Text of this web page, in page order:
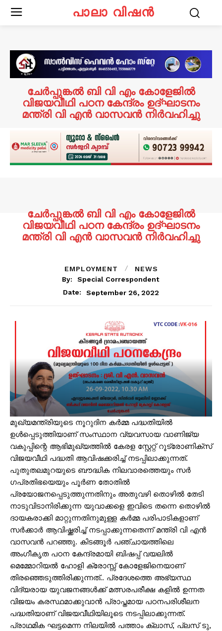
പാലാ വിഷൻ
ചേർപ്പുങ്കൽ ബി വി എം കോളേജിൽ
വിജയവീഥി പഠന കേന്ദ്രം ഉദ്ഘാടനം
മന്ത്രി വി എൻ വാസവൻ നിർവഹിച്ചു
ചേർപ്പുങ്കൽ ബി വി എം കോളേജിൽ
വിജയവീഥി പഠന കേന്ദ്രം ഉദ്ഘാടനം
മന്ത്രി വി എൻ വാസവൻ നിർവഹിച്ചു
EMPLOYMENT
NEWS
By:
Special Correspondent
Date:
September 26, 2022
മുഖ്യമന്ത്രിയുടെ നൂറുദിന കർമ്മ പദ്ധതിയിൽ
ഉൾപ്പെടുത്തിയാണ് സംസ്ഥാന വ്യവസായ വാണിജ്യ
വകുപ്പിന്റെ ആഭിമുഖ്യത്തിൽ കേരള സ്റ്റേറ്റ് റൂട്രോണിക്സ്
വിജയവീഥി പദ്ധതി ആവിഷക്കരിച്ച് നടപ്പിലാക്കുന്നത്.
പുതുതലമുറയുടെ ബൗദ്ധിക നിലവാരത്തെയും സർ​​​
ഗപ്രതിഭയെയും പൂർണ തോതിൽ
പ്രയോജനപ്പെടുത്തുന്നതിനും അതുവഴി തൊഴിൽ തേടി
നാടുവിടാനിരിക്കുന്ന യുവാക്കളെ ഇവിടെ തന്നെ തൊഴിൽ
ദായകരാക്കി മാറ്റുന്നതിനുമുള്ള കർമ്മ പരിപാടികളാണ്
സർക്കാർ ആവിഷ്ക്കരിച്ച് നടപ്പാക്കുന്നതെന്ന് മന്ത്രി വി എൻ
വാസവൻ പറഞ്ഞു. കിടങ്ങൂർ പഞ്ചായത്തിലെ
അംഗീകൃത പഠന കേന്ദ്രമായി ബിഷപ്പ് വയലിൽ
മെമ്മോറിയൽ ഹോളി ക്രോസ്സ് കോളേജിനെയാണ്
തിരഞ്ഞെടുത്തിരിക്കുന്നത്.. പ്രദേശത്തെ അഭ്യസ്ഥ
വിദ്യരായ യുവജനങ്ങൾക്ക് മത്സരപരീക്ഷ കളിൽ ഉന്നത
വിജയം കരസ്ഥമാക്കുവാൻ പ്രാപ്തമായ പഠനപരിശീലന
പദ്ധതിയാണ് വിജയവീഥിയിലൂടെ നടപ്പിലാക്കുന്നത്.
പ്രാഥമിക ഘട്ടമെന്ന നിലയിൽ പത്താം ക്ലാസ്, പ്ലസ് ടു,